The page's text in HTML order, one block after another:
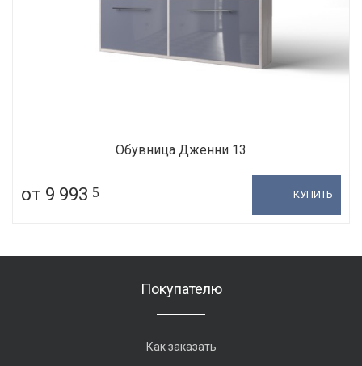
Обувница Дженни 13
от 9 993 5 КУПИТЬ
Покупателю
Как заказать